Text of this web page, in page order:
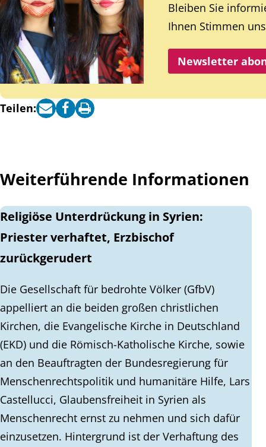
Bleiben Sie
Ihnen Stimmen
Newsletter
Teilen:
Weiterführende Informationen
Religiöse Unterdrückung in Syrien:
Priester verhaftet, Erzbischof
zurückgerudert
Die Gesellschaft für bedrohte Völker (GfbV)
appelliert an die beiden großen christlichen
Kirchen, die Evangelische Kirche in Deutschland
(EKD) und die Römisch-Katholische Kirche, sowie
an den Beauftragten der Bundesregierung für
Menschenrechtspolitik und humanitäre Hilfe, Lars
Castellucci, Glaubensfreiheit in Syrien als
Menschenrecht ernst zu nehmen und sich dafür
einzusetzen. Hintergrund ist der Verhaftung des